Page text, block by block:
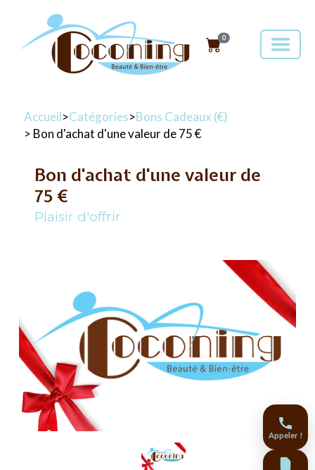
0
Accueil>Catégories>Bons Cadeaux (€)
> Bon d'achat d'une valeur de 75 €
Bon d'achat d'une valeur de
75 €
Plaisir d'offrir
Appeler !